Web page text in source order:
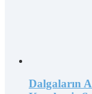
Dalgaların